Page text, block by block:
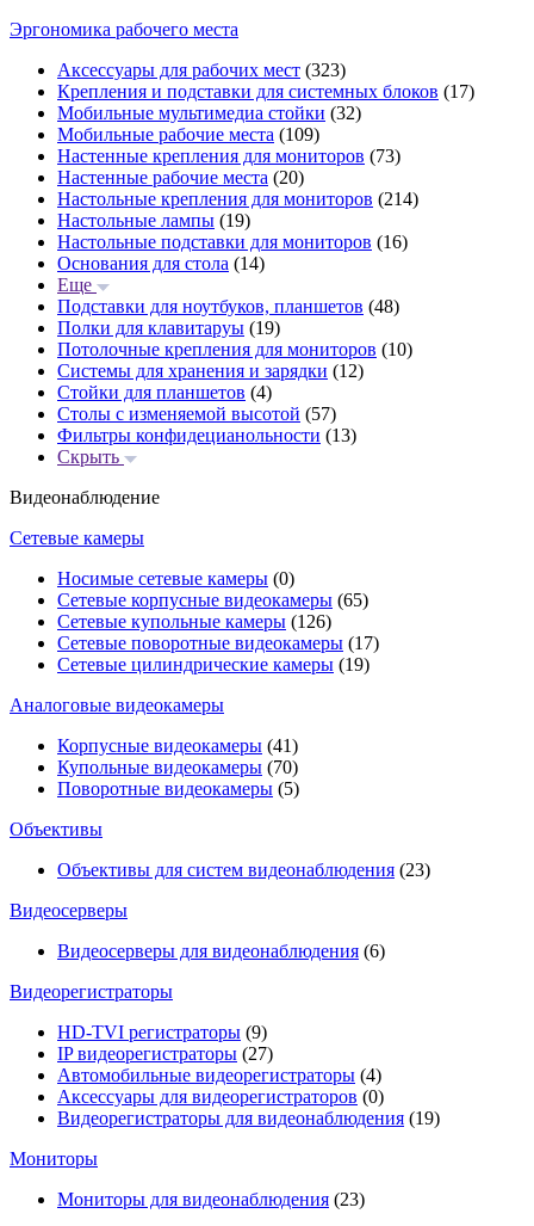
Эргономика рабочего места
Аксессуары для рабочих мест (323)
Крепления и подставки для системных блоков (17)
Мобильные мультимедиа стойки (32)
Мобильные рабочие места (109)
Настенные крепления для мониторов (73)
Настенные рабочие места (20)
Настольные крепления для мониторов (214)
Настольные лампы (19)
Настольные подставки для мониторов (16)
Основания для стола (14)
Еще
Подставки для ноутбуков, планшетов (48)
Полки для клавитаруы (19)
Потолочные крепления для мониторов (10)
Системы для хранения и зарядки (12)
Стойки для планшетов (4)
Столы с изменяемой высотой (57)
Фильтры конфидецианольности (13)
Скрыть
Видеонаблюдение
Сетевые камеры
Носимые сетевые камеры (0)
Сетевые корпусные видеокамеры (65)
Сетевые купольные камеры (126)
Сетевые поворотные видеокамеры (17)
Сетевые цилиндрические камеры (19)
Аналоговые видеокамеры
Корпусные видеокамеры (41)
Купольные видеокамеры (70)
Поворотные видеокамеры (5)
Объективы
Объективы для систем видеонаблюдения (23)
Видеосерверы
Видеосерверы для видеонаблюдения (6)
Видеорегистраторы
HD-TVI регистраторы (9)
IP видеорегистраторы (27)
Автомобильные видеорегистраторы (4)
Аксессуары для видеорегистраторов (0)
Видеорегистраторы для видеонаблюдения (19)
Мониторы
Мониторы для видеонаблюдения (23)